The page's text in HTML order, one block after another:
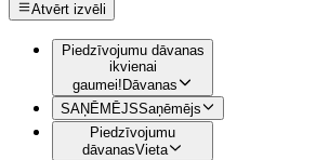
Atvērt izvēli
Piedzīvojumu dāvanas
ikvienai
gaumei!Dāvanas
SAŅĒMĒJSSaņēmējs
Piedzīvojumu
dāvanasVieta